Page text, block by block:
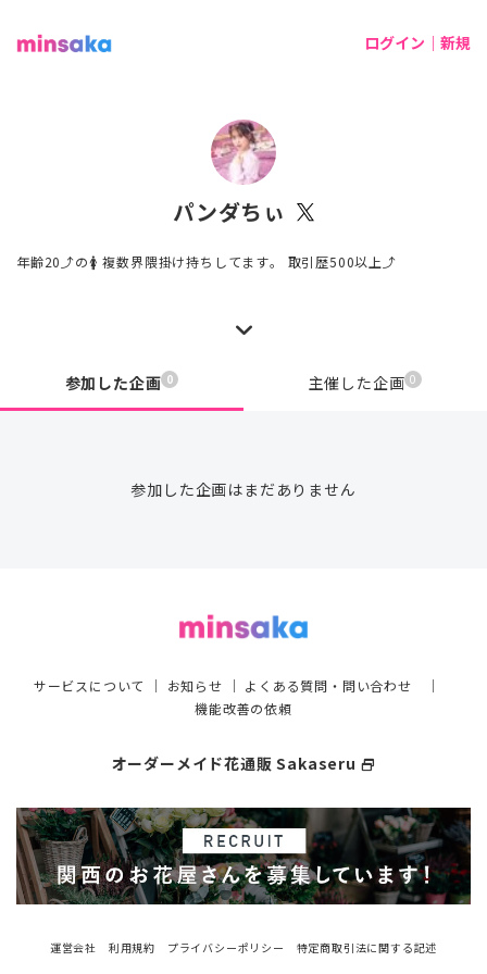
ログイン｜新規
パンダちぃ
年齢20⤴︎︎︎の🚺 複数界隈掛け持ちしてます。 取引歴500以上⤴︎
参加した企画 0 主催した企画 0
参加した企画はまだありません
サービスについて ｜ お知らせ ｜ よくある質問・問い合わせ ｜
機能改善の依頼
オーダーメイド花通販 Sakaseru select_window
運営会社 利用規約 プライバシーポリシー
特定商取引法に関する記述